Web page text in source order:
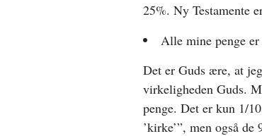
25%. Ny Testamente
Alle mine penge er
Det er Guds ære, at
virkeligheden Guds.
penge. Det er kun 1/
’kirke’”, men også